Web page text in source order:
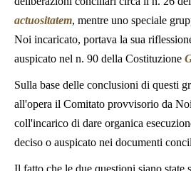
actuositatem, mentre uno speciale
Noi incaricato, portava la sua
auspicato nel n. 90 della Costituzione
Sulla base delle conclusioni di questi
all'opera il Comitato provvisorio da
coll'incarico di dare organica
deciso o auspicato nei documenti
Il fatto che le due questioni siano state